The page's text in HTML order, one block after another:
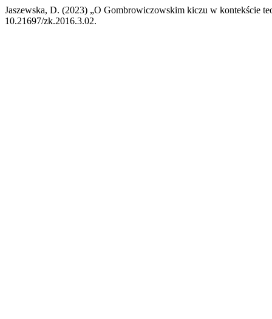
Jaszewska, D. (2023) „O Gombrowiczowskim kiczu w kontekście
10.21697/zk.2016.3.02.